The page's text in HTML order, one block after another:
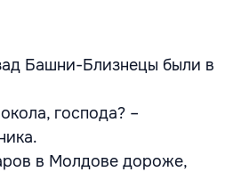
Башни-Близнецы были в
господа? –
в Молдове дороже,